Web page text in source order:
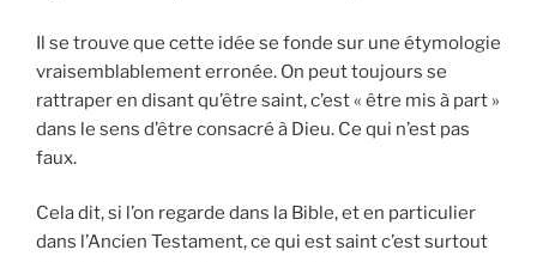
Il se trouve que cette idée se fonde sur une étymologie
vraisemblablement erronée. On peut toujours se
rattraper en disant qu’être saint, c’est « être mis à part »
dans le sens d’être consacré à Dieu. Ce qui n’est pas
faux.
Cela dit, si l’on regarde dans la Bible, et en particulier
dans l’Ancien Testament, ce qui est saint c’est surtout